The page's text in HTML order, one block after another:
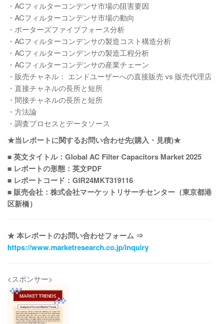
・ACフィルターコンデンサ市場の阻害要因
・ACフィルターコンデンサ市場の動向
・ポーターズファイブフォース分析
・ACフィルターコンデンサの製造コスト構造分析
・ACフィルターコンデンサの製造工程分析
・ACフィルターコンデンサの産業チェーン
・販売チャネル： エンドユーザーへの直接販売 vs 販売代理店
・直接チャネルの長所と短所
・間接チャネルの長所と短所
・方法論
・調査プロセスとデータソース
★当レポートに関するお問い合わせ先(購入・見積)★
■ 英文タイトル：Global AC Filter Capacitors Market 2025
■ レポートの形態：英文PDF
■ レポートコード：GIR24MKT319116
■ 販売会社：株式会社マーケットリサーチセンター（東京都港
区新橋）
★ 本レポートのお問い合わせフォーム ⇒
https://www.marketresearch.co.jp/inquiry
<スポンサー>